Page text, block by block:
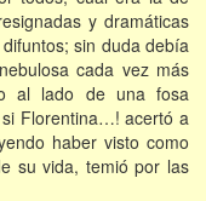
y dramáticas
sin duda debía
cada vez más
al lado de una fosa
si Florentina…! acertó a
haber visto como
su vida, temió por las